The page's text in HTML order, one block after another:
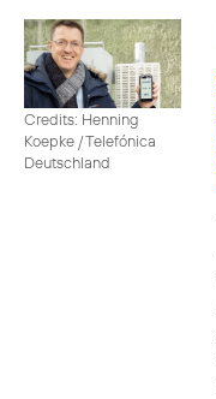
Credits: Henning
Koepke / Telefónica
Deutschland